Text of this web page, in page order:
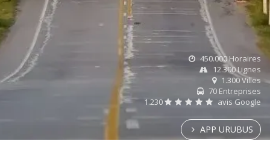
450.000 Horaires
12.300 Lignes
1.300 Villes
70 Entreprises
1.230
avis Google
APP URUBUS